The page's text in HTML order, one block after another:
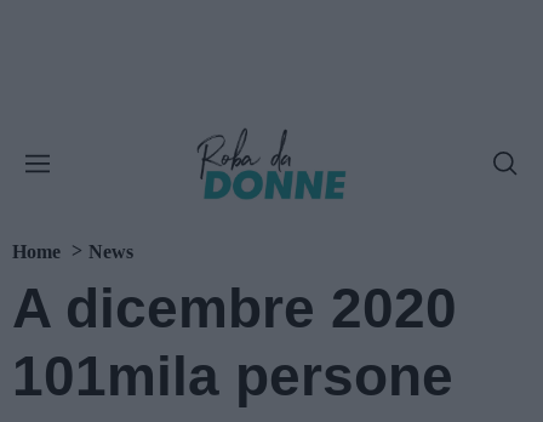
Home News
A dicembre 2020
101mila persone